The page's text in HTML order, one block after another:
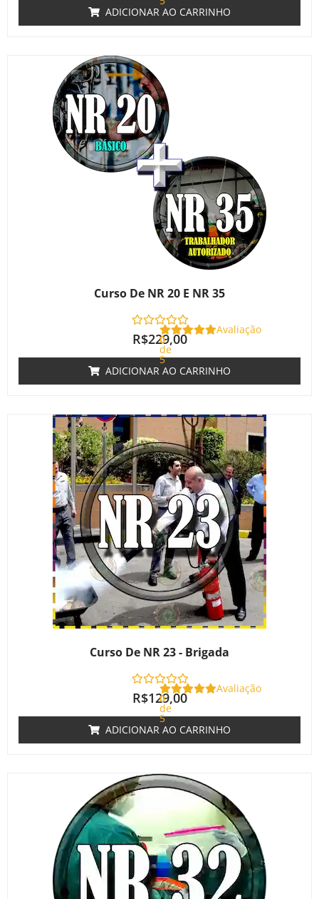
ADICIONAR AO CARRINHO
Curso De NR 20 E NR 35
Avaliação
0
de
5
R$229,00
ADICIONAR AO CARRINHO
Curso De NR 23 - Brigada
Avaliação
0
de
5
R$129,00
ADICIONAR AO CARRINHO